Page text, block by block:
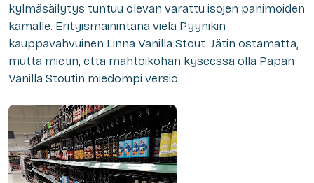
kylmäsäilytys tuntuu olevan varattu isojen panimoiden
kamalle. Erityismainintana vielä Pyynikin
kauppavahvuinen Linna Vanilla Stout. Jätin ostamatta,
mutta mietin, että mahtoikohan kyseessä olla Papan
Vanilla Stoutin miedompi versio.